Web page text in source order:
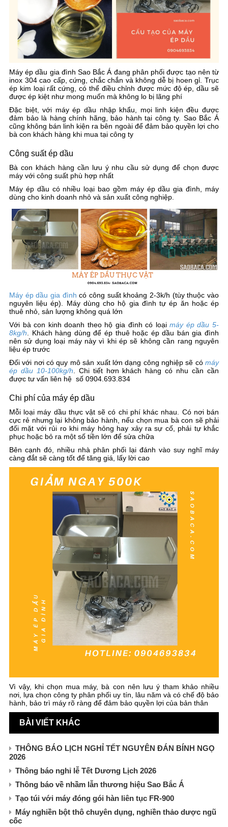
Máy ép dầu gia đình Sao Bắc Á đang phân phối được tạo nên từ
inox 304 cao cấp, cứng, chắc chắn và không dễ bị hoen gỉ. Trục
ép kim loại rất cứng, có thể điều chỉnh được mức độ ép, dầu sẽ
được ép kiệt như mong muốn mà không lo bị lãng phí
Đặc biệt, với máy ép dầu nhập khẩu, mọi linh kiện đều được
đảm bảo là hàng chính hãng, bảo hành tại công ty. Sao Bắc Á
cũng không bán linh kiện ra bên ngoài để đảm bảo quyền lợi cho
bà con khách hàng khi mua tại công ty
Công suất ép dầu
Bà con khách hàng cần lưu ý nhu cầu sử dụng để chọn được
máy với công suất phù hợp nhất
Máy ép dầu có nhiều loại bao gồm máy ép dầu gia đình, máy
dùng cho kinh doanh nhỏ và sản xuất công nghiệp.
Máy ép dầu gia đình có công suất khoảng 2-3k/h (tùy thuộc vào
nguyên liệu ép). Máy dùng cho hộ gia đình tự ép ăn hoặc ép
thuê nhỏ, sản lượng không quá lớn
Với bà con kinh doanh theo hộ gia đình có loạimáy ép dầu 5-
8kg/h. Khách hàng dùng để ép thuê hoặc ép dầu bán gia đình
nên sử dụng loại máy này vì khi ép sẽ không cần rang nguyên
liệu ép trước
Đối với nơi có quy mô sản xuất lớn dạng công nghiệp sẽ có máy
ép dầu 10-100kg/h. Chi tiết hơn khách hàng có nhu cần cần
được tư vấn liên hệ số 0904.693.834
Chi phí của máy ép dầu
Mỗi loại máy dầu thực vật sẽ có chi phí khác nhau. Có nơi bán
cực rẻ nhưng lại không bảo hành, nếu chọn mua bà con sẽ phải
đối mặt với rủi ro khi máy hỏng hay xảy ra sự cố, phải tự khắc
phục hoặc bỏ ra một số tiền lớn để sửa chữa
Bên cạnh đó, nhiều nhà phân phối lại đánh vào suy nghĩ máy
càng đắt sẽ càng tốt để tăng giá, lấy lời cao
Vì vậy, khi chọn mua máy, bà con nên lưu ý tham khảo nhiều
nơi, lựa chọn công ty phân phối uy tín, lâu năm và có chế độ bảo
hành, bảo trì máy rõ ràng để đảm bảo quyền lợi của bản thân
BÀI VIẾT KHÁC
THÔNG BÁO LỊCH NGHỈ TẾT NGUYÊN ĐÁN BÍNH NGỌ
2026
Thông báo nghỉ lễ Tết Dương Lịch 2026
Thông báo về nhầm lẫn thương hiệu Sao Bắc Á
Tạo túi với máy đóng gói hàn liên tục FR-900
Máy nghiền bột thô chuyên dụng, nghiền thảo dược ngũ
cốc